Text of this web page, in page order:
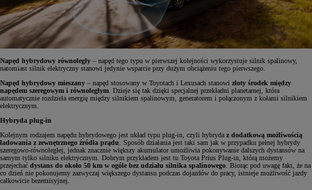
Napęd hybrydowy równoległy – napęd tego typu w pierwszej kolejności wykorzystuje silnik spalinowy,
natomiast silnik elektryczny stanowi jedynie wsparcie przy dużym obciążeniu tego pierwszego.
Napęd hybrydowy mieszany – napęd stosowany w Toyotach i Lexusach stanowi złoty środek między
napędem szeregowym i równoległym . Dzieje się tak dzięki specjalnej przekładni planetarnej, która
automatycznie rozdziela energię między silnikiem spalinowym, generatorem i połączonym z kołami silnikiem
elektrycznym.
Hybryda plug-in
Kolejnym rodzajem napędu hybrydowego jest układ typu plug-in, czyli hybryda z dodatkową możliwością
ładowania z zewnętrznego źródła prądu . Sposób działania jest taki sam jak w przypadku pełnej hybrydy
szeregowo-równoległej, jednak znacznie większy akumulator umożliwia pokonywanie dalszych dystansów na
samym tylko silniku elektrycznym. Dobrym przykładem jest tu Toyota Prius Plug-in, którą możemy
przejechać dystans do około 50 km w ogóle bez udziału silnika spalinowego . Biorąc pod uwagę fakt, że na
co dzień nie pokonujemy zazwyczaj większego dystansu podczas dojazdów do pracy, istnieje możliwość jazdy
całkowicie bezemisyjnej.